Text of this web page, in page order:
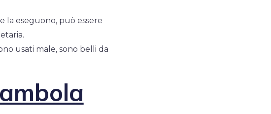
la eseguono, può essere
usati male, sono belli da